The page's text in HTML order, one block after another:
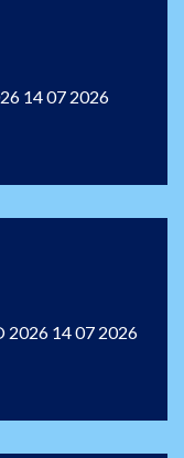
14 07 2026
2026 14 07 2026